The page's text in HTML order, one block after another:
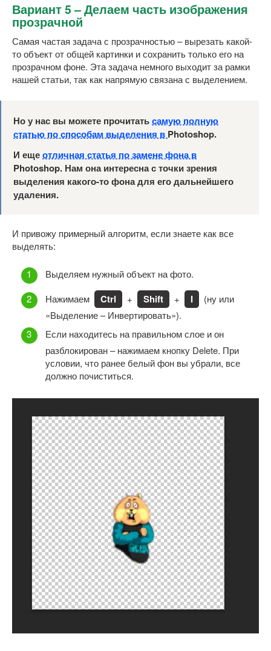
Вариант 5 – Делаем часть изображения
прозрачной
Самая частая задача с прозрачностью – вырезать какой-
то объект от общей картинки и сохранить только его на
прозрачном фоне. Эта задача немного выходит за рамки
нашей статьи, так как напрямую связана с выделением.
Но у нас вы можете прочитатьсамую полную
статью по способам выделения в Photoshop.
И ещеотличная статья по замене фона в
Photoshop. Нам она интересна с точки зрения
выделения какого-то фона для его дальнейшего
удаления.
И привожу примерный алгоритм, если знаете как все
выделять:
Выделяем нужный объект на фото.
Нажимаем
Ctrl + Shift + I
(ну или
«Выделение – Инвертировать»).
Если находитесь на правильном слое и он
разблокирован – нажимаем кнопку Delete. При
условии, что ранее белый фон вы убрали, все
должно почиститься.